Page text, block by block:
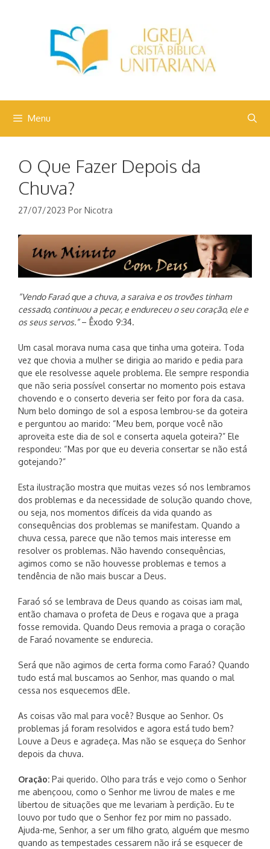
Menu
O Que Fazer Depois da
Chuva?
27/07/2023 Por Nicotra
“Vendo Faraó que a chuva, a saraiva e os trovões tinham
cessado, continuou a pecar, e endureceu o seu coração, ele e
os seus servos.”– Êxodo 9:34.
Um casal morava numa casa que tinha uma goteira. Toda
vez que chovia a mulher se dirigia ao marido e pedia para
que ele resolvesse aquele problema. Ele sempre respondia
que não seria possível consertar no momento pois estava
chovendo e o conserto deveria ser feito por fora da casa.
Num belo domingo de sol a esposa lembrou-se da goteira
e perguntou ao marido: “Meu bem, porque você não
aproveita este dia de sol e conserta aquela goteira?” Ele
respondeu: “Mas por que eu deveria consertar se não está
gotejando?”
Esta ilustração mostra que muitas vezes só nos lembramos
dos problemas e da necessidade de solução quando chove,
ou seja, nos momentos difíceis da vida quando as
consequências dos problemas se manifestam. Quando a
chuva cessa, parece que não temos mais interesse em
resolver os problemas. Não havendo consequências,
agimos como se não houvesse problemas e temos a
tendência de não mais buscar a Deus.
Faraó só se lembrava de Deus quando as coisas iam mal,
então chamava o profeta de Deus e rogava que a praga
fosse removida. Quando Deus removia a praga o coração
de Faraó novamente se endurecia.
Será que não agimos de certa forma como Faraó? Quando
tudo está mal buscamos ao Senhor, mas quando o mal
cessa nos esquecemos dEle.
As coisas vão mal para você? Busque ao Senhor. Os
problemas já foram resolvidos e agora está tudo bem?
Louve a Deus e agradeça. Mas não se esqueça do Senhor
depois da chuva.
Oração: Pai querido. Olho para trás e vejo como o Senhor
me abençoou, como o Senhor me livrou de males e me
libertou de situações que me levariam à perdição. Eu te
louvo por tudo que o Senhor fez por mim no passado.
Ajuda-me, Senhor, a ser um filho grato, alguém que mesmo
quando as tempestades cessarem não irá se esquecer de